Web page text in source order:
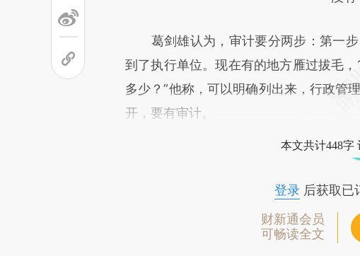
葛剑雄认为，审计要分两步：第一步
到了执行单位。现在有的地方雁过拔毛
多少？”他称，可以明确列出来，行政管
开，要有审计。
本文共计448字
登录后获取已
财新通会员
可畅读全文